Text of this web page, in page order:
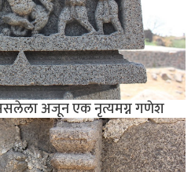
असलेला अजून एक नृत्यमग्न गणेश